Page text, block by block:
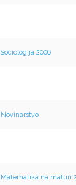
Sociologija 2006
Novinarstvo
Matematika na maturi